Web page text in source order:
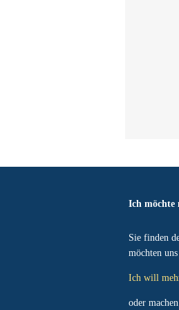
Ich möchte
Sie finden
möchten
Ich will
oder